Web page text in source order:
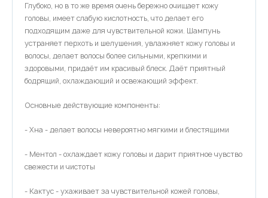
Глубоко, но в то же время очень бережно очищает кожу
головы, имеет слабую кислотность, что делает его
подходящим даже для чувствительной кожи. Шампунь
устраняет перхоть и шелушения, увлажняет кожу головы и
волосы, делает волосы более сильными, крепкими и
здоровыми, придаёт им красивый блеск. Даёт приятный
бодрящий, охлаждающий и освежающий эффект.
Основные действующие компоненты:
- Хна - делает волосы невероятно мягкими и блестящими
- Ментол - охлаждает кожу головы и дарит приятное чувство
свежести и чистоты
- Кактус - ухаживает за чувствительной кожей головы,